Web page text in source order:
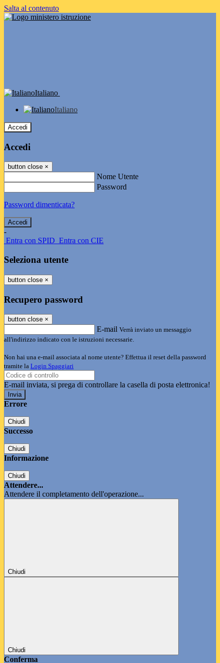
Salta al contenuto
Italiano
Italiano
Accedi
Accedi
button close ×
Nome Utente
Password
Password dimenticata?
-
Entra con SPID Entra con CIE
Seleziona utente
button close ×
Recupero password
button close ×
E-mail Verrà inviato un messaggio
all'indirizzo indicato con le istruzioni necessarie.
Non hai una e-mail associata al nome utente? Effettua il reset della password
tramite la Login Spaggiari
E-mail inviata, si prega di controllare la casella di posta elettronica!
Errore
Chiudi
Successo
Chiudi
Informazione
Chiudi
Attendere...
Attendere il completamento dell'operazione...
Chiudi
Chiudi
Conferma